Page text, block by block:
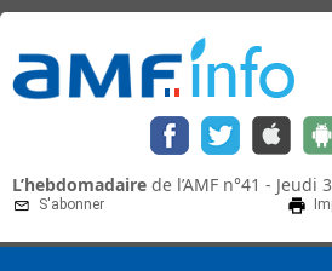
L’hebdomadaire de l’AMF n°41 - Jeudi
S'abonner